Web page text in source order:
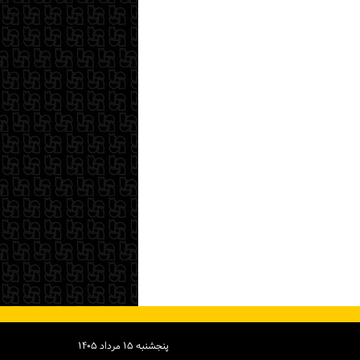
پنجشنبه ۱۵ مرداد ۱۴۰۵